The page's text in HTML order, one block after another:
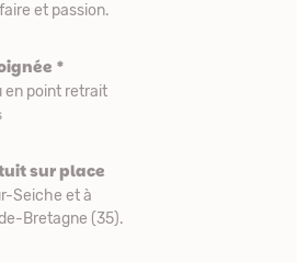
et passion.
*
en point retrait
sur place
Seiche et à
Bretagne (35).